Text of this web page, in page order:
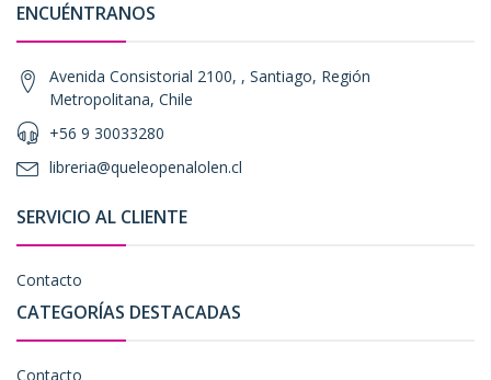
ENCUÉNTRANOS
Avenida Consistorial 2100, , Santiago, Región
Metropolitana, Chile
+56 9 30033280
libreria@queleopenalolen.cl
SERVICIO AL CLIENTE
Contacto
CATEGORÍAS DESTACADAS
Contacto